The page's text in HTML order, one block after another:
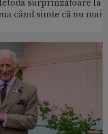
surprinzătoare la
când simte că nu mai